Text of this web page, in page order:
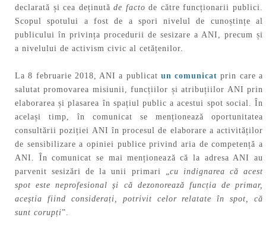
declarată și cea deținutăde factode către funcționarii publici.
Scopul spotului a fost de a spori nivelul de cunoștințe al
publicului în privința procedurii de sesizare a ANI, precum și
a nivelului de activism civic al cetățenilor.
La 8 februarie 2018, ANI a publicat un comunicat prin care a
salutat promovarea misiunii, funcțiilor și atribuțiilor ANI prin
elaborarea și plasarea în spațiul public a acestui spot social. În
același timp, în comunicat se menționează oportunitatea
consultării poziției ANI în procesul de elaborare a activităților
de sensibilizare a opiniei publice privind aria de competență a
ANI. În comunicat se mai menționează că la adresa ANI au
parvenit sesizări de la unii primari „cu indignarea că acest
spot este neprofesional și că dezonorează funcția de primar,
aceștia fiind considerați, potrivit celor relatate în spot, că
sunt corupți”.